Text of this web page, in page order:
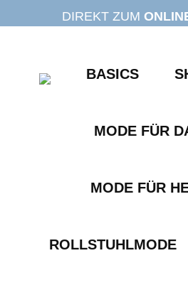
Inhalt
DIREKT ZUM
BASICS
MODE FÜR
MODE FÜR
ROLLSTUHLMODE